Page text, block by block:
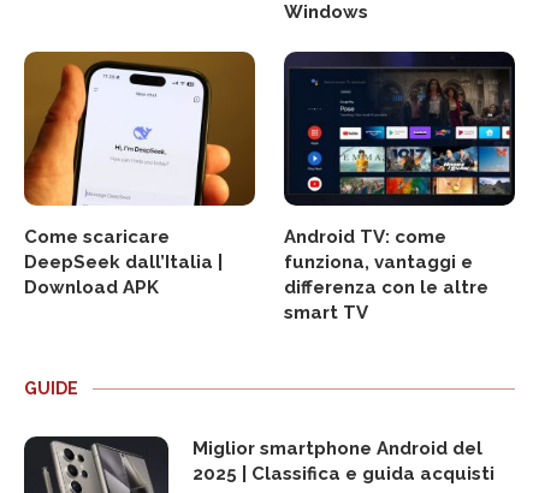
Windows
Come scaricare
DeepSeek dall’Italia |
Download APK
Android TV: come
funziona, vantaggi e
differenza con le altre
smart TV
GUIDE
Miglior smartphone Android del
2025 | Classifica e guida acquisti